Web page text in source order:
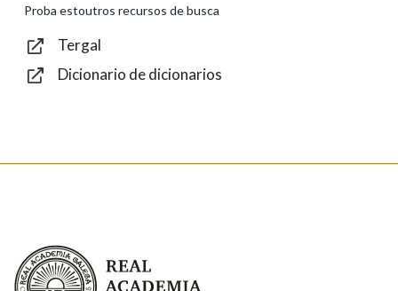
Texto de verificación
Proba estoutros recursos de busca
Tergal
Dicionario de dicionarios
Real Academia Galega